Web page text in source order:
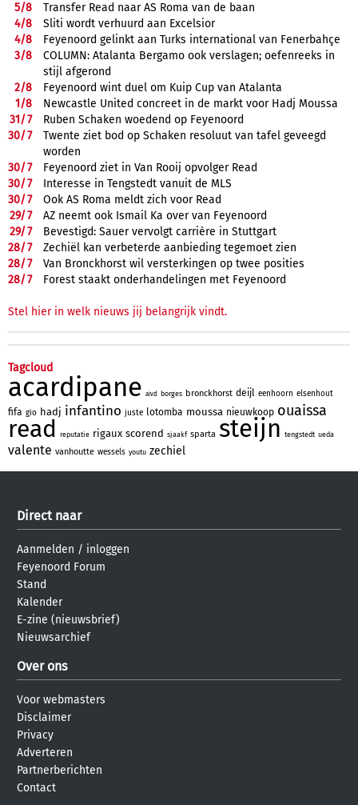
5/8
Transfer Read naar AS Roma van de baan
4/8
Sliti wordt verhuurd aan Excelsior
4/8
Feyenoord gelinkt aan Turks international van Fenerbahçe
3/8
COLUMN: Atalanta Bergamo ook verslagen; oefenreeks in
stijl afgerond
2/8
Feyenoord wint duel om Kuip Cup van Atalanta
1/8
Newcastle United concreet in de markt voor Hadj Moussa
31/7
Ruben Schaken woedend op Feyenoord
30/7
Twente ziet bod op Schaken resoluut van tafel geveegd
worden
30/7
Feyenoord ziet in Van Rooij opvolger Read
30/7
Interesse in Tengstedt vanuit de MLS
30/7
Ook AS Roma meldt zich voor Read
29/7
AZ neemt ook Ismail Ka over van Feyenoord
29/7
Bevestigd: Sauer vervolgt carrière in Stuttgart
28/7
Zechiël kan verbeterde aanbieding tegemoet zien
28/7
Van Bronckhorst wil versterkingen op twee posities
28/7 Forest staakt onderhandelingen met Feyenoord
Stel hier in welk nieuws jij belangrijk vindt.
Tagcloud
acardipane aivd borges bronckhorst deijl eenhoorn elsenhout
fifa gio hadj infantino juste lotomba moussa nieuwkoop ouaissa
read reputatie rigaux scorend sjaakf sparta steijn tengstedt ueda
valente vanhoutte wessels youtu zechiel
Direct naar
Aanmelden / inloggen
Feyenoord Forum
Stand
Kalender
E-zine (nieuwsbrief)
Nieuwsarchief
Over ons
Voor webmasters
Disclaimer
Privacy
Adverteren
Partnerberichten
Contact